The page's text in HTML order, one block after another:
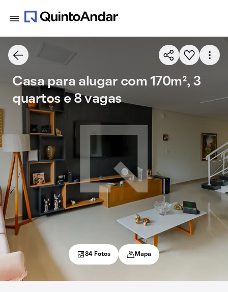
Casa para alugar com 170m², 3
quartos e 8 vagas
84 Fotos Mapa